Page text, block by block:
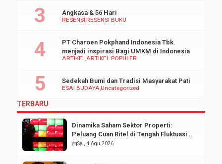
RESENSI RESENSI BUKU
Angkasa & 56 Hari
ARTIKELARTIKEL POPULER
PT Charoen Pokphand Indonesia Tbk.
menjadi inspirasi Bagi UMKM di Indonesia
ESAI BUDAYAUncategorized
Sedekah Bumi dan Tradisi Masyarakat Pati
TERBARU
Dinamika Saham Sektor Properti:
Peluang Cuan Ritel di Tengah Fluktuasi
Pasar Modal
calendar_monthSel, 4 Agu 2026